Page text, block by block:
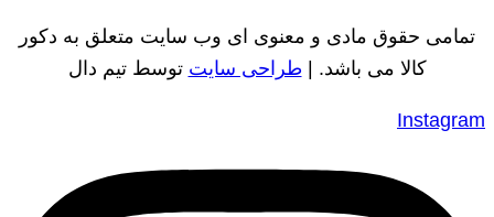
تمامی حقوق مادی و معنوی ای وب سایت متعلق به دکور
کالا می باشد. | طراحی سایت توسط تیم دال
Instagram